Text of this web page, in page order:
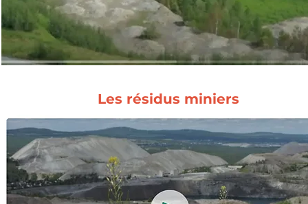
Les résidus miniers